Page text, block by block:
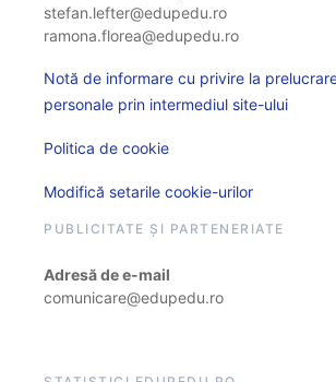
stefan.lefter@edupedu.ro
ramona.florea@edupedu.ro
Notă de informare cu privire la
personale prin intermediul site-ului
Politica de cookie
Modifică setarile cookie-urilor
PUBLICITATE ȘI PARTENERIATE
Adresă de e-mail
comunicare@edupedu.ro